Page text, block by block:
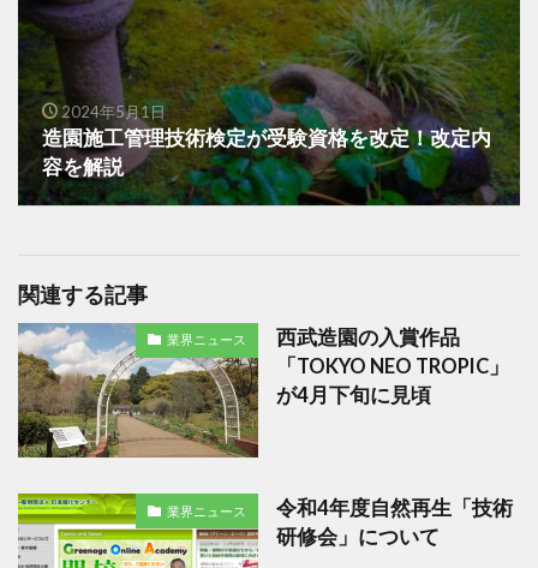
2024年5月1日
造園施工管理技術検定が受験資格を改定！改定内
容を解説
関連する記事
業界ニュース
西武造園の入賞作品
「TOKYO NEO TROPIC」
が4月下旬に見頃
業界ニュース
令和4年度⾃然再⽣「技術
研修会」について